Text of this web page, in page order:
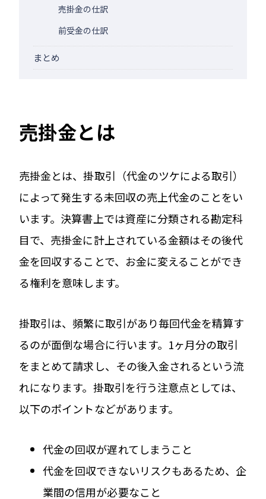
売掛金の仕訳
前受金の仕訳
まとめ
売掛金とは
売掛金とは、掛取引（代金のツケによる取引）
によって発生する未回収の売上代金のことをい
います。決算書上では資産に分類される勘定科
目で、売掛金に計上されている金額はその後代
金を回収することで、お金に変えることができ
る権利を意味します。
掛取引は、頻繁に取引があり毎回代金を精算す
るのが面倒な場合に行います。1ヶ月分の取引
をまとめて請求し、その後入金されるという流
れになります。掛取引を行う注意点としては、
以下のポイントなどがあります。
代金の回収が遅れてしまうこと
代金を回収できないリスクもあるため、企
業間の信用が必要なこと